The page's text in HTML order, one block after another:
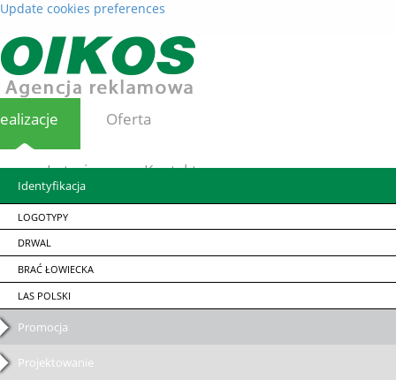
Update cookies preferences
Oferta
Loterie Kontakt
Identyfikacja
LOGOTYPY
DRWAL
BRAĆ ŁOWIECKA
LAS POLSKI
Promocja
Projektowanie